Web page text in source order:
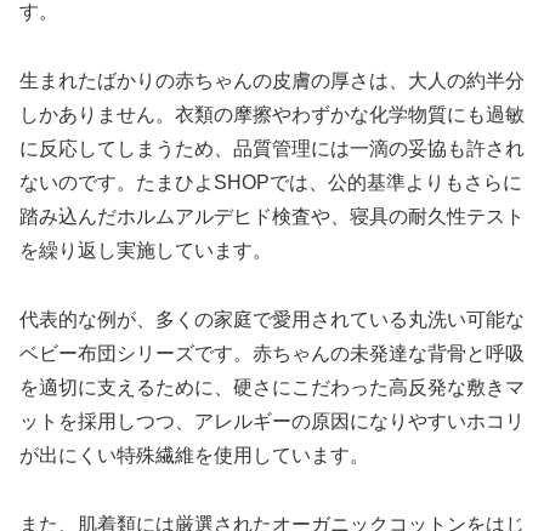
す。
生まれたばかりの赤ちゃんの皮膚の厚さは、大人の約半分
しかありません。衣類の摩擦やわずかな化学物質にも過敏
に反応してしまうため、品質管理には一滴の妥協も許され
ないのです。たまひよSHOPでは、公的基準よりもさらに
踏み込んだホルムアルデヒド検査や、寝具の耐久性テスト
を繰り返し実施しています。
代表的な例が、多くの家庭で愛用されている丸洗い可能な
ベビー布団シリーズです。赤ちゃんの未発達な背骨と呼吸
を適切に支えるために、硬さにこだわった高反発な敷きマ
ットを採用しつつ、アレルギーの原因になりやすいホコリ
が出にくい特殊繊維を使用しています。
また、肌着類には厳選されたオーガニックコットンをはじ